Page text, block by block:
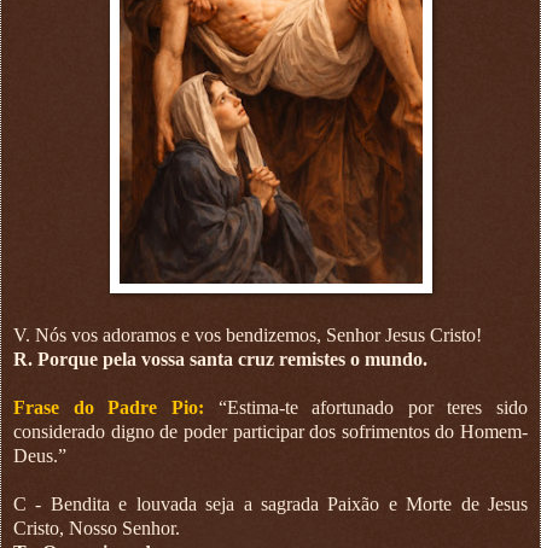
V. Nós vos adoramos e vos bendizemos, Senhor Jesus Cristo!
R. Porque pela vossa santa cruz remistes o mundo.
Frase do Padre Pio:
“Estima-te afortunado por teres sido
considerado digno de poder participar dos sofrimentos do Homem-
Deus.”
C - Bendita e louvada seja a sagrada Paixão e Morte de Jesus
Cristo, Nosso Senhor.